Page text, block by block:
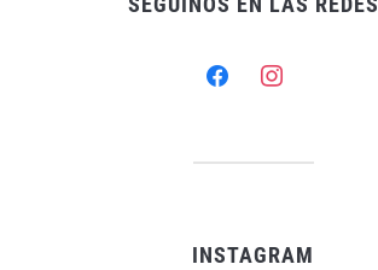
facebookinstagram
INSTAGRAM